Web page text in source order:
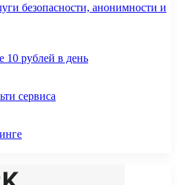
безопасности, анонимности и
10 рублей в день
сервиса